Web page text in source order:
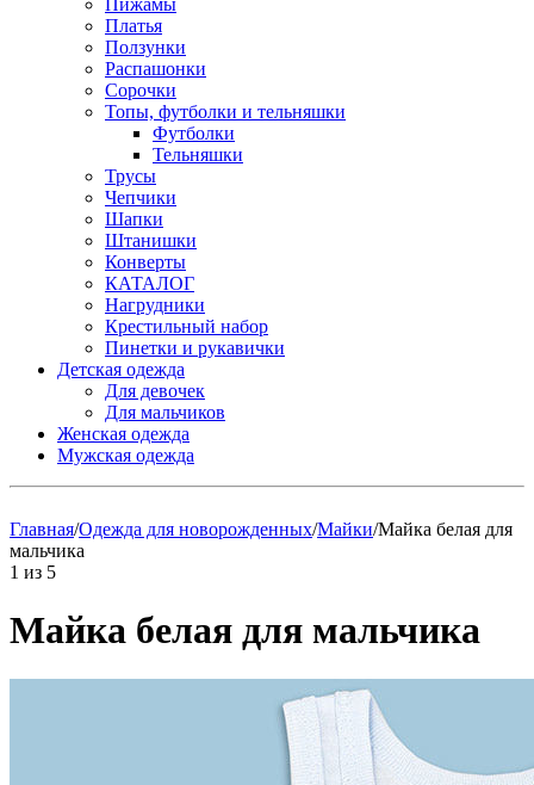
Пижамы
Платья
Ползунки
Распашонки
Сорочки
Топы, футболки и тельняшки
Футболки
Тельняшки
Трусы
Чепчики
Шапки
Штанишки
Конверты
КАТАЛОГ
Нагрудники
Крестильный набор
Пинетки и рукавички
Детская одежда
Для девочек
Для мальчиков
Женская одежда
Мужская одежда
Главная/Одежда для новорожденных/Майки/Майка белая для
мальчика
1 из 5
Майка белая для мальчика